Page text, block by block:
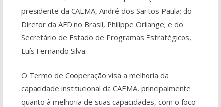
presidente da CAEMA, André dos Santos Paula; do
Diretor da AFD no Brasil, Philippe Orliange; e do
Secretário de Estado de Programas Estratégicos,
Luís Fernando Silva.
O Termo de Cooperação visa a melhoria da
capacidade institucional da CAEMA, principalmente
quanto à melhoria de suas capacidades, com o foco